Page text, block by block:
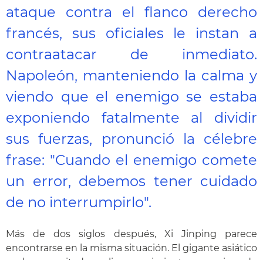
ataque contra el flanco derecho
francés, sus oficiales le instan a
contraatacar de inmediato.
Napoleón, manteniendo la calma y
viendo que el enemigo se estaba
exponiendo fatalmente al dividir
sus fuerzas, pronunció la célebre
frase: "Cuando el enemigo comete
un error, debemos tener cuidado
de no interrumpirlo".
Más de dos siglos después, Xi Jinping parece
encontrarse en la misma situación. El gigante asiático